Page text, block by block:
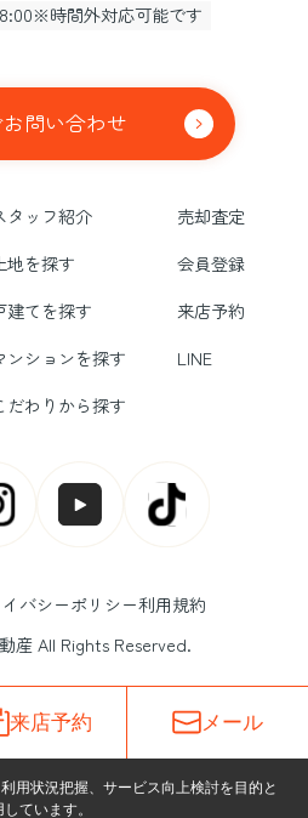
時間外対応可能です
問い合わせ
タッフ紹介
売却査定
地を探す
会員登録
建てを探す
来店予約
ンションを探す
LINE
だわりから探す
バシーポリシー利用規約
産 All Rights Reserved.
来店予約 メール
用状況把握、サービス向上検討を目的と
ています。